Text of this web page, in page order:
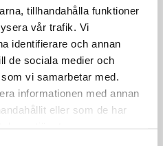
tillhandahålla funktioner
vår trafik. Vi
identifierare och annan
de sociala medier och
vi samarbetar med.
informationen med annan
eller som de har
i kristider